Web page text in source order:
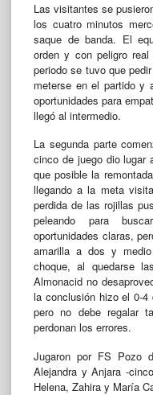
Las visitantes se
los cuatro minutos
saque de banda. El
orden y con peligro
periodo se tuvo que
meterse en el partido y
oportunidades para
llegó al intermedio.
La segunda parte
cinco de juego dio lugar
que posible la
llegando a la meta
perdida de las rojillas
peleando para
oportunidades claras,
amarilla a dos y
choque, al quedarse
Almonacid no
la conclusión hizo el 0-4
pero no debe regalar
perdonan los errores.
Jugaron por FS Pozo
Alejandra y Anjara -
Helena, Zahira y María